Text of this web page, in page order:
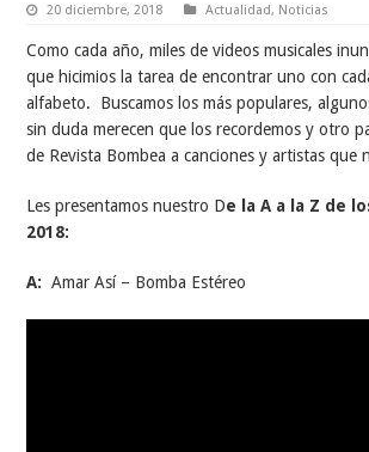
20 diciembre, 2018 Actualidad, Noticias
Como cada año, miles de videos musicales
que hicimios la tarea de encontrar uno con
alfabeto. Buscamos los más populares,
sin duda merecen que los recordemos y otro
de Revista Bombea a canciones y artistas que
Les presentamos nuestro De la A a la Z de
2018:
A: Amar Así – Bomba Estéreo